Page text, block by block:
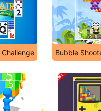
Challenge Bubble